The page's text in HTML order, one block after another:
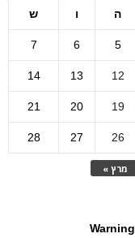
ה ו ש
מרץ »
5
6
7
12
13
14
19
20
21
26
27
28
Warning